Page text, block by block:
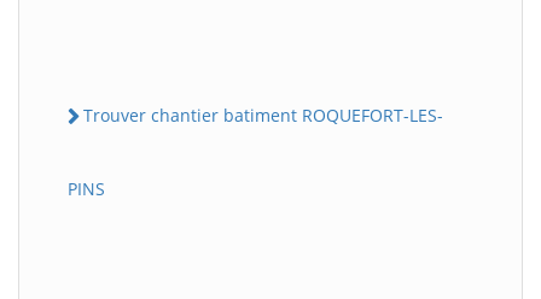
Trouver chantier batiment ROQUEFORT-LES-
PINS